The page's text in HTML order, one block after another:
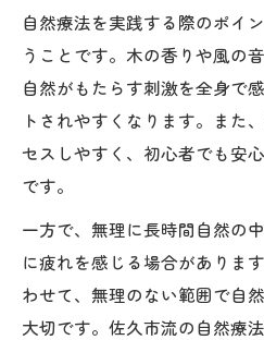
自然療法を実践する際のポイ
うことです。木の香りや風の
自然がもたらす刺激を全身で
トされやすくなります。また
セスしやすく、初心者でも安
です。
一方で、無理に長時間自然の
に疲れを感じる場合がありま
わせて、無理のない範囲で自
大切です。佐久市流の自然療